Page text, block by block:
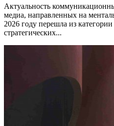
Актуальность
медиа, направленных на
2026 году перешла из
стратегических...